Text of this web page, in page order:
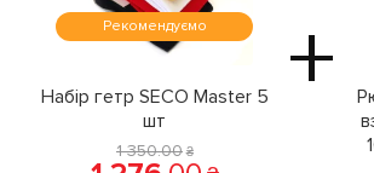
Рекомендуємо +
Набір гетр SECO Master 5
шт
1 350.00 ₴